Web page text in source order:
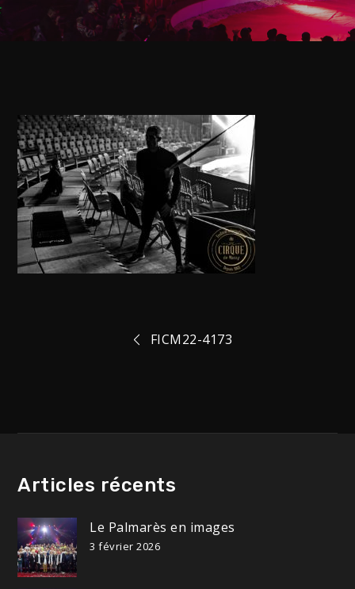
Navigation
l’article
FICM22-4173
Articles récents
Le Palmarès en images
3 février 2026